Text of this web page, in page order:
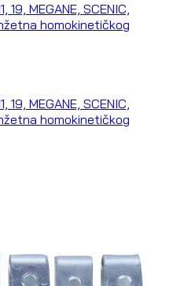
19, MEGANE, SCENIC,
homokinetičkog
19, MEGANE, SCENIC,
homokinetičkog